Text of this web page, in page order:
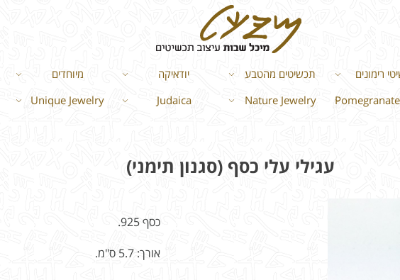
רימונים תכשיטים מהטבע יודאיקה מיוחדים
Nature Jewelry
Judaica
Unique Jewelry
עגילי עלי כסף (סגנון תימני)
כסף 925.
אורך: 5.7 ס"מ.